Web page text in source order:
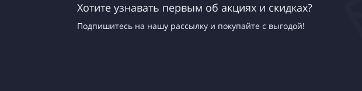
Хотите узнавать первым об акциях и скидках?
Подпишитесь на нашу рассылку и покупайте с выгодой!